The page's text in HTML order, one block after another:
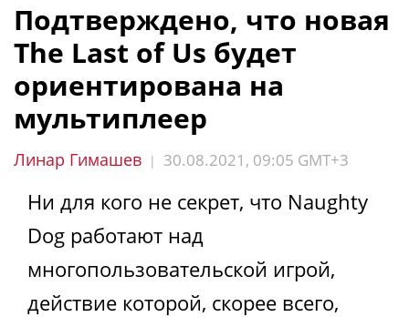
Подтверждено, что новая
The Last of Us будет
ориентирована на
мультиплеер
Линар Гимашев | 30.08.2021, 09:05 GMT+3
Ни для кого не секрет, что Naughty
Dog работают над
многопользовательской игрой,
действие которой, скорее всего,